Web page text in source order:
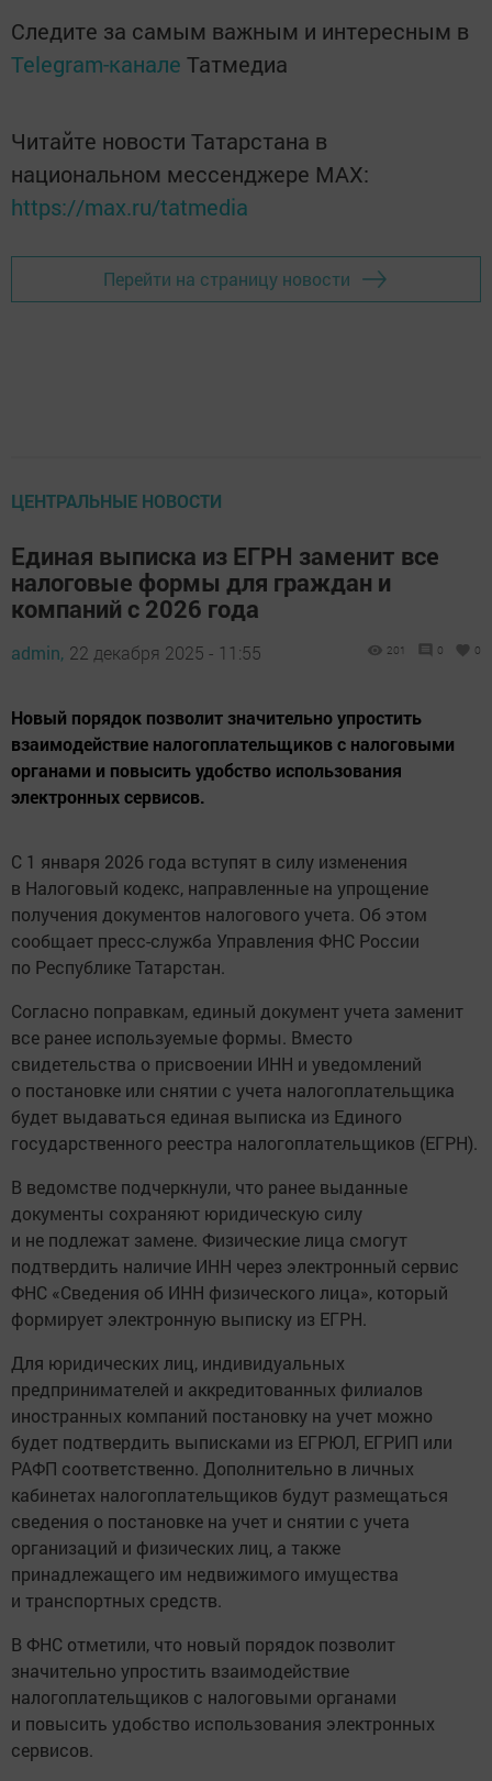
Следите за самым важным и интересным в
Telegram-канале Татмедиа
Читайте новости Татарстана в
национальном мессенджере MАХ:
https://max.ru/tatmedia
Перейти на страницу новости
ЦЕНТРАЛЬНЫЕ НОВОСТИ
Единая выписка из ЕГРН заменит все
налоговые формы для граждан и
компаний с 2026 года
admin, 22 декабря 2025 - 11:55 201 0 0
Новый порядок позволит значительно упростить
взаимодействие налогоплательщиков с налоговыми
органами и повысить удобство использования
электронных сервисов.
С 1 января 2026 года вступят в силу изменения
в Налоговый кодекс, направленные на упрощение
получения документов налогового учета. Об этом
сообщает пресс-служба Управления ФНС России
по Республике Татарстан.
Согласно поправкам, единый документ учета заменит
все ранее используемые формы. Вместо
свидетельства о присвоении ИНН и уведомлений
о постановке или снятии с учета налогоплательщика
будет выдаваться единая выписка из Единого
государственного реестра налогоплательщиков (ЕГРН).
В ведомстве подчеркнули, что ранее выданные
документы сохраняют юридическую силу
и не подлежат замене. Физические лица смогут
подтвердить наличие ИНН через электронный сервис
ФНС «Сведения об ИНН физического лица», который
формирует электронную выписку из ЕГРН.
Для юридических лиц, индивидуальных
предпринимателей и аккредитованных филиалов
иностранных компаний постановку на учет можно
будет подтвердить выписками из ЕГРЮЛ, ЕГРИП или
РАФП соответственно. Дополнительно в личных
кабинетах налогоплательщиков будут размещаться
сведения о постановке на учет и снятии с учета
организаций и физических лиц, а также
принадлежащего им недвижимого имущества
и транспортных средств.
В ФНС отметили, что новый порядок позволит
значительно упростить взаимодействие
налогоплательщиков с налоговыми органами
и повысить удобство использования электронных
сервисов.